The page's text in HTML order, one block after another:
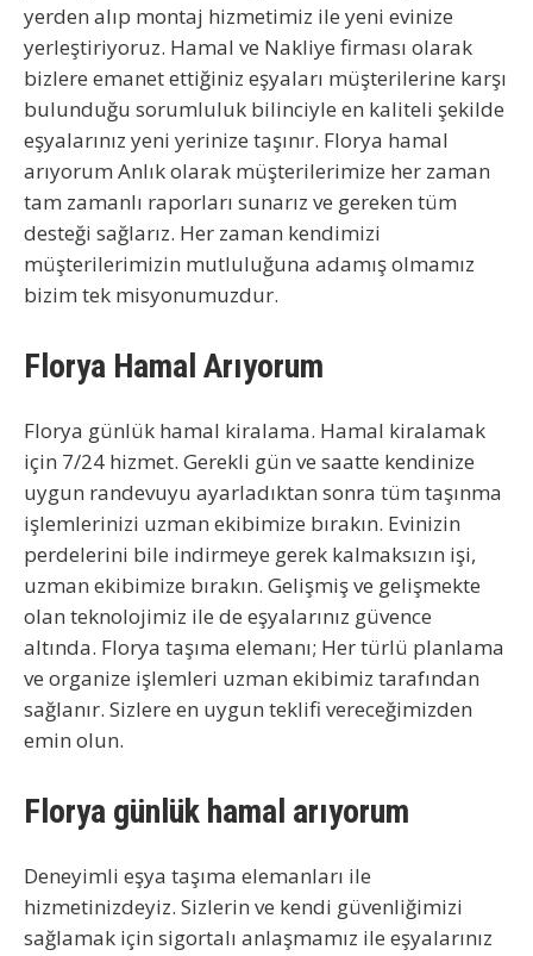
yerden alıp montaj hizmetimiz ile yeni evinize
yerleştiriyoruz. Hamal ve Nakliye firması olarak
bizlere emanet ettiğiniz eşyaları müşterilerine karşı
bulunduğu sorumluluk bilinciyle en kaliteli şekilde
eşyalarınız yeni yerinize taşınır. Florya hamal
arıyorum Anlık olarak müşterilerimize her zaman
tam zamanlı raporları sunarız ve gereken tüm
desteği sağlarız. Her zaman kendimizi
müşterilerimizin mutluluğuna adamış olmamız
bizim tek misyonumuzdur.
Florya Hamal Arıyorum
Florya günlük hamal kiralama. Hamal kiralamak
için 7/24 hizmet. Gerekli gün ve saatte kendinize
uygun randevuyu ayarladıktan sonra tüm taşınma
işlemlerinizi uzman ekibimize bırakın. Evinizin
perdelerini bile indirmeye gerek kalmaksızın işi,
uzman ekibimize bırakın. Gelişmiş ve gelişmekte
olan teknolojimiz ile de eşyalarınız güvence
altında. Florya taşıma elemanı; Her türlü planlama
ve organize işlemleri uzman ekibimiz tarafından
sağlanır. Sizlere en uygun teklifi vereceğimizden
emin olun.
Florya günlük hamal arıyorum
Deneyimli eşya taşıma elemanları ile
hizmetinizdeyiz. Sizlerin ve kendi güvenliğimizi
sağlamak için sigortalı anlaşmamız ile eşyalarınız